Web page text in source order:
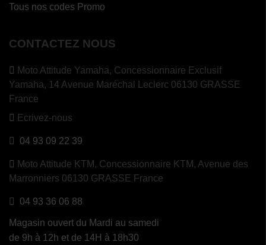
Tous nos codes Promo
CONTACTEZ NOUS
Moto Attitude Yamaha, Concessionnaire Exclusif
Yamaha, 14 Avenue Maréchal Leclerc 06130 GRASSE
France
Ecrivez-nous
04 93 09 22 39
Moto Attitude KTM, Concessionnaire KTM, Avenue des
Marronniers 06130 GRASSE France
04 93 36 06 88
Magasin ouvert du Mardi au samedi
de 9h à 12h et de 14H à 18h30